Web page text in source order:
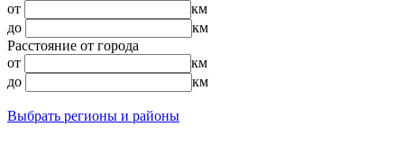
от
км
до
км
Расстояние от города
от
км
до
км
Выбрать регионы и районы